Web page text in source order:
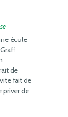
école
de
fait de
priver de